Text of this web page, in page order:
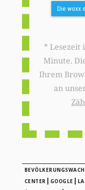
Die woxx
* Lesezeit
Minute.
Ihrem
an
CENTER | GOOGLE |